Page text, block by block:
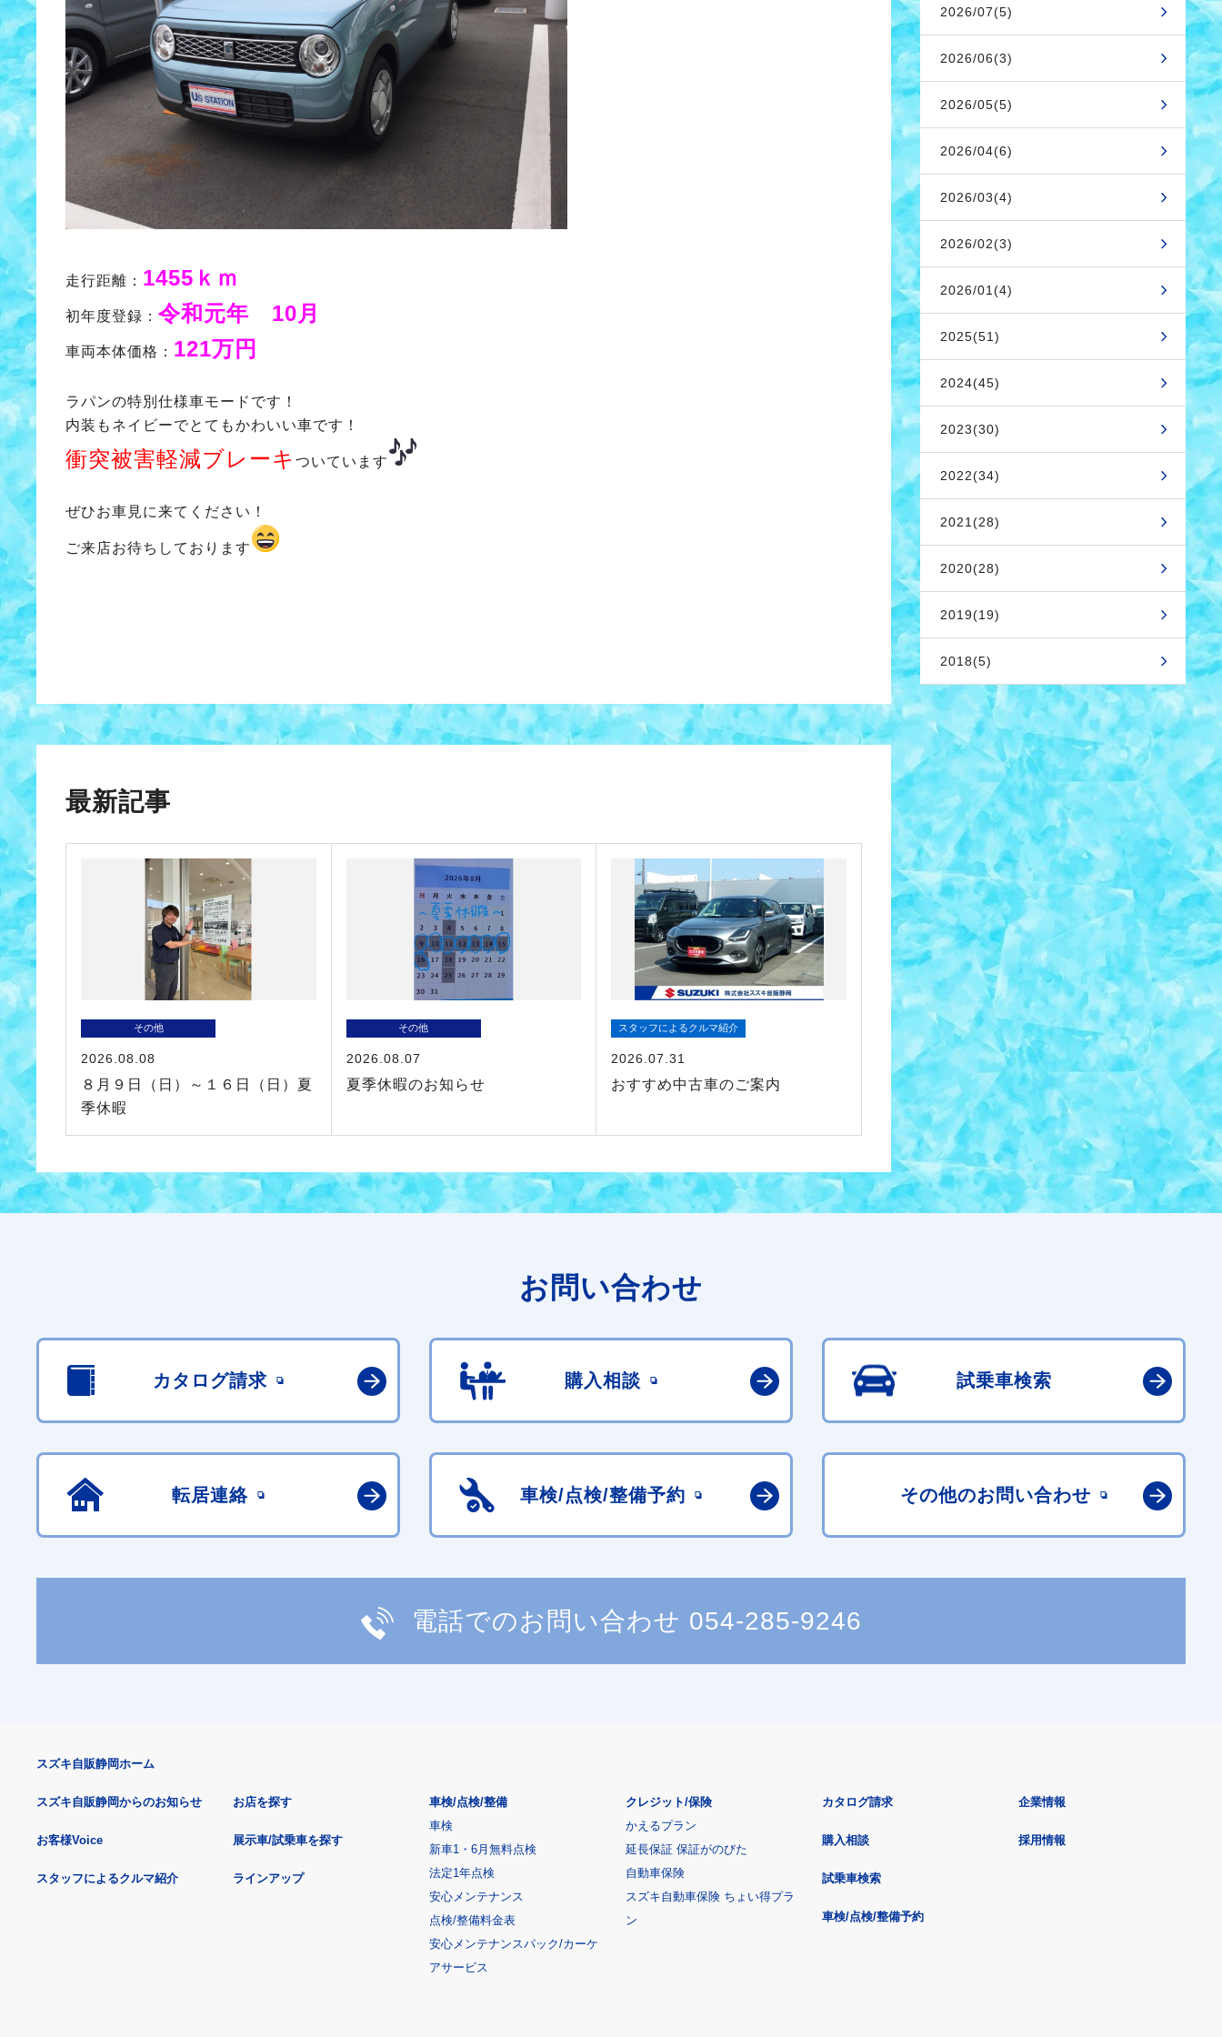
走行距離： 1455ｋｍ
初年度登録： 令和元年 10月
車両本体価格： 121万円
ラパンの特別仕様車モードです！
内装もネイビーでとてもかわいい車です！
衝突被害軽減ブレーキ ついています
ぜひお車見に来てください！
ご来店お待ちしております
最新記事
その他
2026.08.08
８月９日（日）～１６日（日）夏
季休暇
その他
2026.08.07
夏季休暇のお知らせ
スタッフによるクルマ紹介
2026.07.31
おすすめ中古車のご案内
2026/07(5)
2026/06(3)
2026/05(5)
2026/04(6)
2026/03(4)
2026/02(3)
2026/01(4)
2025(51)
2024(45)
2023(30)
2022(34)
2021(28)
2020(28)
2019(19)
2018(5)
お問い合わせ
カタログ請求 購入相談 試乗車検索
転居連絡 車検/点検/整備予約 その他のお問い合わせ
電話でのお問い合わせ 054-285-9246
スズキ自販静岡ホーム
スズキ自販静岡からのお知らせ
お客様Voice
スタッフによるクルマ紹介
お店を探す
展示車/試乗車を探す
ラインアップ
車検/点検/整備
車検
新車1・6月無料点検
法定1年点検
安心メンテナンス
点検/整備料金表
安心メンテナンスパック/カーケ
アサービス
クレジット/保険
かえるプラン
延長保証 保証がのびた
自動車保険
スズキ自動車保険 ちょい得プラ
ン
カタログ請求
購入相談
試乗車検索
車検/点検/整備予約
企業情報
採用情報